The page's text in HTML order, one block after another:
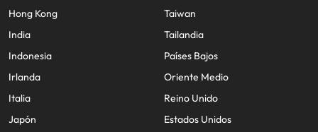
Hong Kong
India
Indonesia
Irlanda
Italia
Japón
Taiwan
Tailandia
Países Bajos
Oriente Medio
Reino Unido
Estados Unidos